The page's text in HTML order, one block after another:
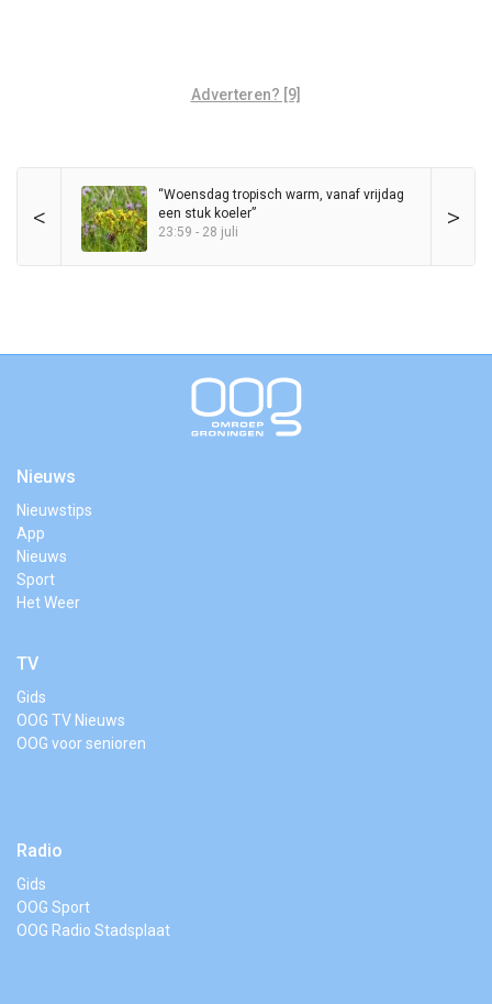
Adverteren? [9]
< >
“Woensdag tropisch warm, vanaf vrijdag
een stuk koeler”
23:59 - 28 juli
Nieuws
Nieuwstips
App
Nieuws
Sport
Het Weer
TV
Gids
OOG TV Nieuws
OOG voor senioren
Radio
Gids
OOG Sport
OOG Radio Stadsplaat